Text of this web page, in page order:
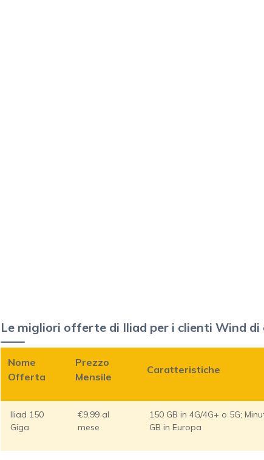
Le migliori offerte di Iliad per i clienti Wind di
Nome
Offerta
Prezzo
Mensile
Caratteristiche
Iliad 150
Giga
€9,99 al
mese
150 GB in 4G/4G+ o 5G;
GB in Europa